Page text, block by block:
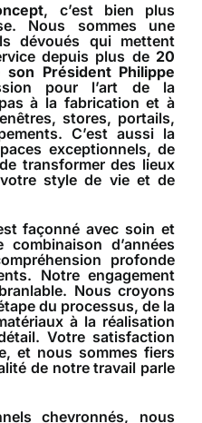
, c’est bien plus
Nous sommes une
dévoués qui mettent
depuis plus de 20
son Président Philippe
pour l’art de la
à la fabrication et à
stores, portails,
C’est aussi la
exceptionnels, de
transformer des lieux
style de vie et de
façonné avec soin et
d’années
profonde
Notre engagement
Nous croyons
du processus, de la
à la réalisation
Votre satisfaction
et nous sommes fiers
de notre travail parle
chevronnés, nous